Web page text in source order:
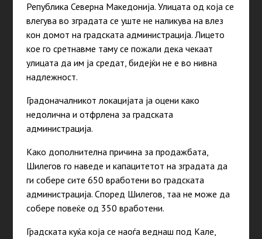
Република Северна Македонија. Улицата од која се
влегува во зградата се уште не наликува на влез
кон домот на градската администрација. Лицето
кое го сретнавме таму се пожали дека чекаат
улицата да им ја средат, бидејќи не е во нивна
надлежност.
Градоначалникот локацијата ја оцени како
недолична и отфрлена за градската
администрација.
Како дополнителна причина за продажбата,
Шилегов го наведе и капацитетот на зградата да
ги собере сите 650 вработени во градската
администрација. Според Шилегов, таа не може да
собере повеќе од 350 вработени.
Градската куќа која се наоѓа веднаш под Кале,